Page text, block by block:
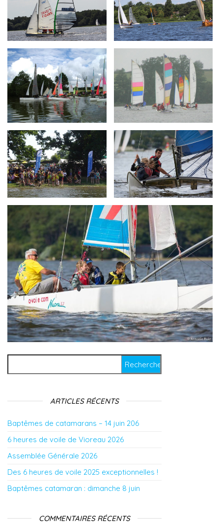
ARTICLES RÉCENTS
Baptêmes de catamarans – 14 juin 206
6 heures de voile de Vioreau 2026
Assemblée Générale 2026
Des 6 heures de voile 2025 exceptionnelles !
Baptêmes catamaran : dimanche 8 juin
COMMENTAIRES RÉCENTS